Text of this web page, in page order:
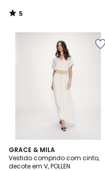
5
/
GRACE & MILA
Vestido comprido com cinto,
decote em V, POLLEN
3
/
5
4
Cores